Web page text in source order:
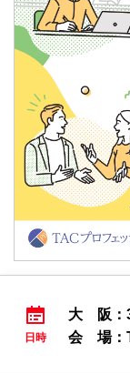
日時
大 阪：
会 場：